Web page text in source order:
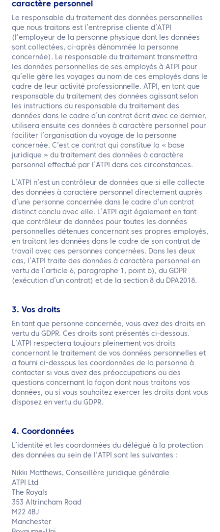
caractère personnel
Le responsable du traitement des données personnelles
que nous traitons est l’entreprise cliente d’ATPI
(l’employeur de la personne physique dont les données
sont collectées, ci-après dénommée la personne
concernée). Le responsable du traitement transmettra
les données personnelles de ses employés à ATPI pour
qu’elle gère les voyages au nom de ces employés dans le
cadre de leur activité professionnelle. ATPI, en tant que
responsable du traitement des données agissant selon
les instructions du responsable du traitement des
données dans le cadre d’un contrat écrit avec ce dernier,
utilisera ensuite ces données à caractère personnel pour
faciliter l’organisation du voyage de la personne
concernée. C’est ce contrat qui constitue la « base
juridique » du traitement des données à caractère
personnel effectué par l’ATPI dans ces circonstances.
L’ATPI n’est un contrôleur de données que si elle collecte
des données à caractère personnel directement auprès
d’une personne concernée dans le cadre d’un contrat
distinct conclu avec elle. L’ATPI agit également en tant
que contrôleur de données pour toutes les données
personnelles détenues concernant ses propres employés,
en traitant les données dans le cadre de son contrat de
travail avec ces personnes concernées. Dans les deux
cas, l’ATPI traite des données à caractère personnel en
vertu de l’article 6, paragraphe 1, point b), du GDPR
(exécution d’un contrat) et de la section 8 du DPA2018.
3. Vos droits
En tant que personne concernée, vous avez des droits en
vertu du GDPR. Ces droits sont présentés ci-dessous.
L’ATPI respectera toujours pleinement vos droits
concernant le traitement de vos données personnelles et
a fourni ci-dessous les coordonnées de la personne à
contacter si vous avez des préoccupations ou des
questions concernant la façon dont nous traitons vos
données, ou si vous souhaitez exercer les droits dont vous
disposez en vertu du GDPR.
4. Coordonnées
L’identité et les coordonnées du délégué à la protection
des données au sein de l’ATPI sont les suivantes :
Nikki Matthews, Conseillère juridique générale
ATPI Ltd
The Royals
353 Altrincham Road
M22 4BJ
Manchester